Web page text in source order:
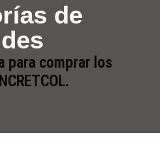
de
para comprar los